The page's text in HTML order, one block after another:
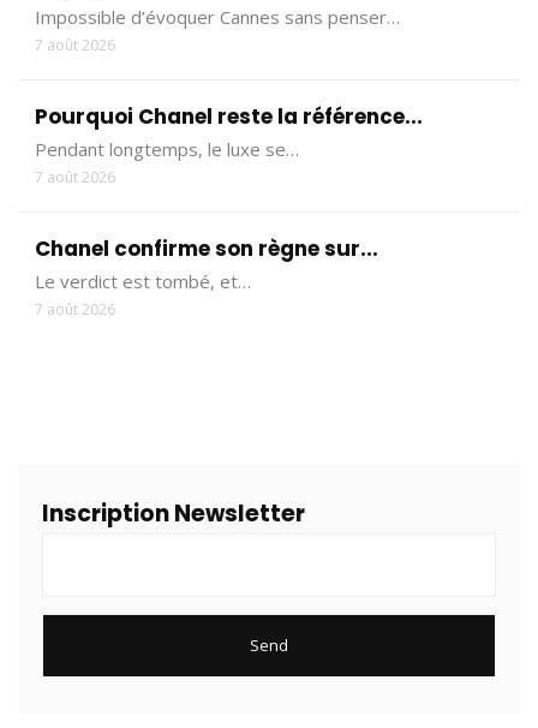
Impossible d’évoquer Cannes sans penser…
7 août 2026
Pourquoi Chanel reste la référence...
Pendant longtemps, le luxe se…
7 août 2026
Chanel confirme son règne sur...
Le verdict est tombé, et…
7 août 2026
Inscription Newsletter